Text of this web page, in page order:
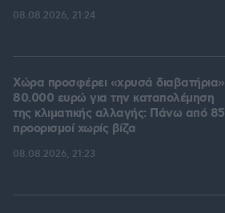
08.08.2026, 21:24
Χώρα προσφέρει «χρυσά διαβατήρια»
80.000 ευρώ για την καταπολέμηση
της κλιματικής αλλαγής: Πάνω από 85
προορισμοί χωρίς βίζα
08.08.2026, 21:23